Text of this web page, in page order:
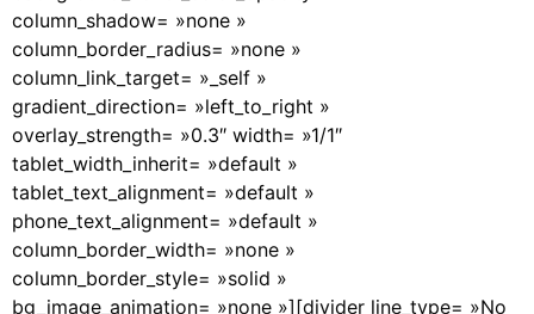
column_shadow= »none »
column_border_radius= »none »
column_link_target= »_self »
gradient_direction= »left_to_right »
overlay_strength= »0.3″ width= »1/1″
tablet_width_inherit= »default »
tablet_text_alignment= »default »
phone_text_alignment= »default »
column_border_width= »none »
column_border_style= »solid »
bg_image_animation= »none »][divider line_type= »No